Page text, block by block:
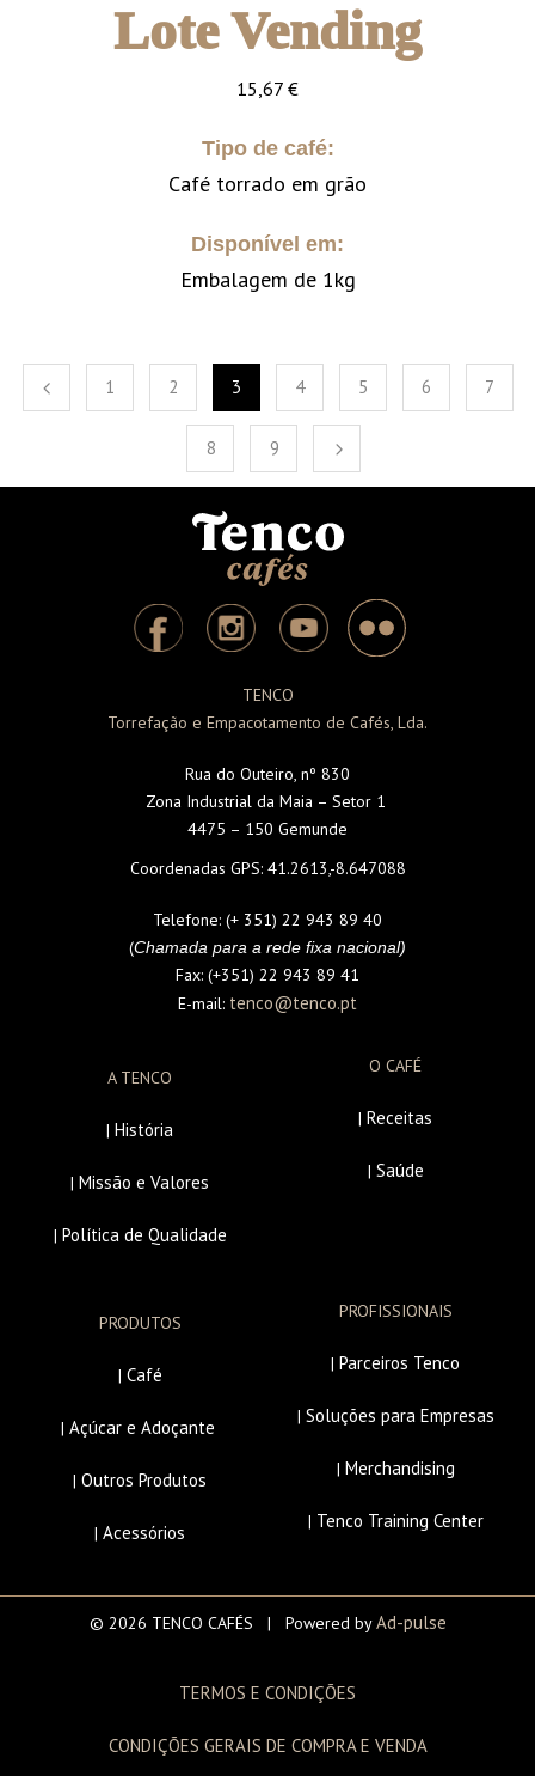
Lote Vending
15,67 €
Tipo de café:
Café torrado em grão
Disponível em:
Embalagem de 1kg
1 2 3 4 5 6 7
8 9
TENCO
Torrefação e Empacotamento de Cafés, Lda.
Rua do Outeiro, nº 830
Zona Industrial da Maia – Setor 1
4475 – 150 Gemunde
Coordenadas GPS:41.2613,-8.647088
Telefone: (+ 351) 22 943 89 40
(Chamada para a rede fixa nacional)
Fax: (+351) 22 943 89 41
E-mail: tenco@tenco.pt
A TENCO
| História
| Missão e Valores
| Política de Qualidade
O CAFÉ
| Receitas
| Saúde
PRODUTOS
| Café
| Açúcar e Adoçante
| Outros Produtos
| Acessórios
PROFISSIONAIS
| Parceiros Tenco
| Soluções para Empresas
| Merchandising
| Tenco Training Center
© 2026 TENCO CAFÉS | Powered byAd-pulse
TERMOS E CONDIÇÕES
CONDIÇÕES GERAIS DE COMPRA E VENDA